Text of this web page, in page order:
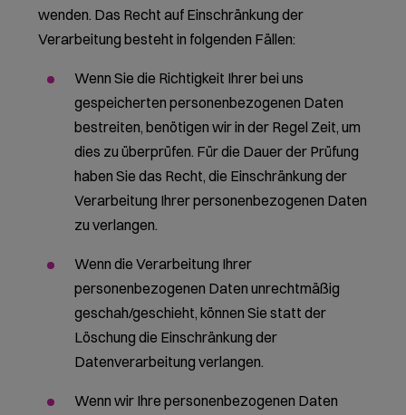
wenden. Das Recht auf Einschränkung der
Verarbeitung besteht in folgenden Fällen:
Wenn Sie die Richtigkeit Ihrer bei uns
gespeicherten personenbezogenen Daten
bestreiten, benötigen wir in der Regel Zeit, um
dies zu überprüfen. Für die Dauer der Prüfung
haben Sie das Recht, die Einschränkung der
Verarbeitung Ihrer personenbezogenen Daten
zu verlangen.
Wenn die Verarbeitung Ihrer
personenbezogenen Daten unrechtmäßig
geschah/geschieht, können Sie statt der
Löschung die Einschränkung der
Datenverarbeitung verlangen.
Wenn wir Ihre personenbezogenen Daten